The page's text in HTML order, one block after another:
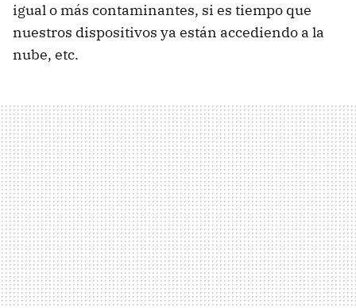
igual o más contaminantes, si es tiempo que
nuestros dispositivos ya están accediendo a la
nube, etc.